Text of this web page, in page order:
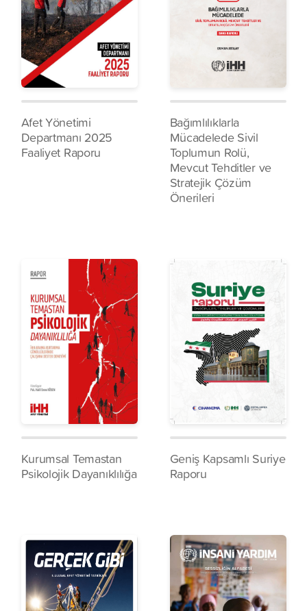
Afet Yönetimi
Departmanı 2025
Faaliyet Raporu
Bağımlılıklarla
Mücadelede Sivil
Toplumun Rolü,
Mevcut Tehditler ve
Stratejik Çözüm
Önerileri
Kurumsal Temastan
Psikolojik Dayanıklılığa
Geniş Kapsamlı Suriye
Raporu